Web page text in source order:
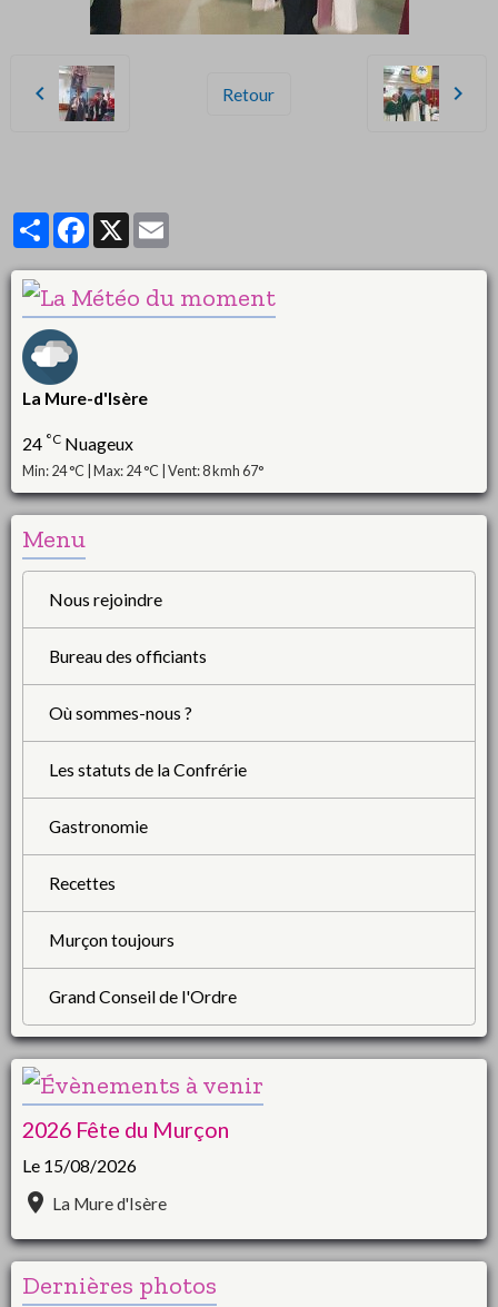
Retour
PartagerFacebook
X
La Mure-d'Isère
24 °C Nuageux
Min: 24 °C | Max: 24 °C | Vent: 8 kmh 67°
Menu
Nous rejoindre
Bureau des officiants
Où sommes-nous ?
Les statuts de la Confrérie
Gastronomie
Recettes
Murçon toujours
Grand Conseil de l'Ordre
2026 Fête du Murçon
Le 15/08/2026
La Mure d'Isère
Dernières photos